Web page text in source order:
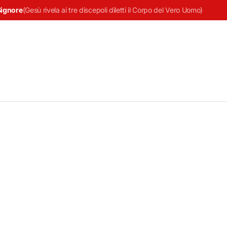
(Gesù rivela ai tre discepoli diletti il Corpo del Vero Uomo)